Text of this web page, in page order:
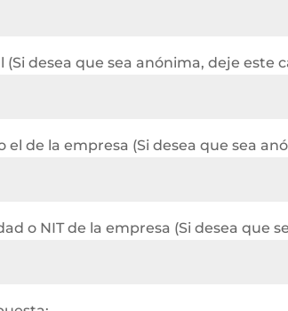
(Si desea que sea anónima, deje este
de la empresa (Si desea que sea
o NIT de la empresa (Si desea que